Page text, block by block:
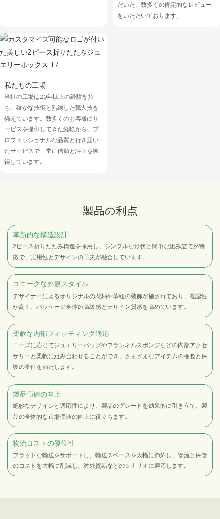
だいた、数多くの肯定的なレビュー
をいただいております。
私たちの工場
当社の工場は20年以上の経験を持
ち、確かな技術と熟練した職人技を
備えています。数多くのお客様にサ
ービスを提供してきた経験から、プ
ロフェッショナルな品質と行き届い
たサービスで、常に信頼と評価を獲
得しています。
製品の利点
革新的な構造設計
2ピース折りたたみ構造を採用し、シンプルな形状と簡単な組み立てが特
徴で、実用性とデザインの工夫が融合しています。
ユニークな外観スタイル
デザイナーによるオリジナルの花柄や革紐の装飾が施されており、視認性
が高く、パッケージ全体の高級感とデザイン質感を高めています。
柔軟な内部フィッティング適応
ニーズに応じてジュエリーバッグやフランネルスポンジなどの内部アクセ
サリーと柔軟に組み合わせることができ、さまざまなアイテムの梱包と保
護の要件を満たします。
製品価値の向上
絶妙なデザインと適応性により、製品のグレードを効果的に引き立て、製
品の全体的な市場価値の向上に役立ちます。
物流コストの優位性
フラットな輸送をサポートし、輸送スペースを大幅に節約し、物流と保管
のコストを大幅に削減し、対外貿易などのシナリオに適応します。